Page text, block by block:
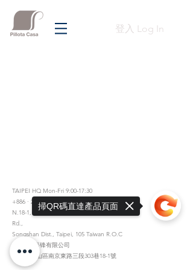
登入 Log In
TAIPEI HQ Mon-Fri 9:00-17:30
+886 · 2 · 2717 · 6178
N.18-1, Lane 303, Sec.3, Nangking East
Rd.,
Songshan Dist., Taipei, 105 Taiwan R.O.C
總公司 嘉锋有限公司
台北市松山區南京東路三段303巷18-1號
掃QR碼直達產品頁面